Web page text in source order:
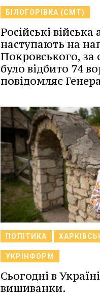
БІЛОГОРІВКА (СМТ)
Російські війська
наступають на
Покровського, за
було відбито 74
повідомляє
ПОЛІТИКА
УКРІНФОРМ
Сьогодні в
вишиванки.